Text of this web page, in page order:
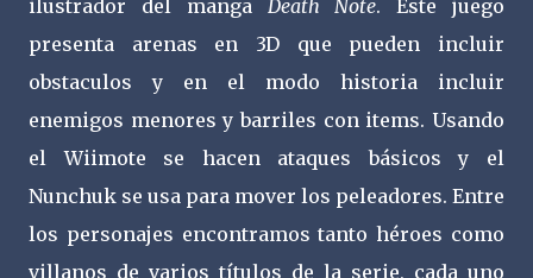
ilustrador del manga Death Note. Este juego
presenta arenas en 3D que pueden incluir
obstaculos y en el modo historia incluir
enemigos menores y barriles con items. Usando
el Wiimote se hacen ataques básicos y el
Nunchuk se usa para mover los peleadores. Entre
los personajes encontramos tanto héroes como
villanos de varios títulos de la serie, cada uno